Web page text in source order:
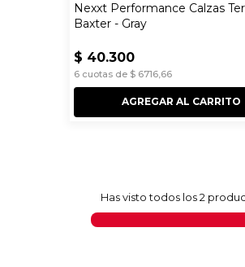
Nexxt Performance Calzas
Baxter - Gray
$ 40.300
6cuotas de $ 6716,66
AGREGAR AL CARRITO
Has visto todos los2